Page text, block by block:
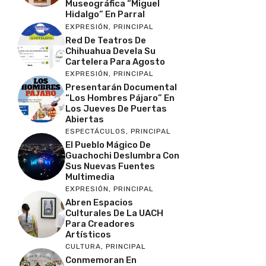
Museográfica “Miguel
Hidalgo” En Parral
EXPRESIÓN, PRINCIPAL
Red De Teatros De
Chihuahua Devela Su
Cartelera Para Agosto
EXPRESIÓN, PRINCIPAL
Presentarán Documental
“Los Hombres Pájaro” En
Los Jueves De Puertas
Abiertas
ESPECTÁCULOS, PRINCIPAL
El Pueblo Mágico De
Guachochi Deslumbra Con
Sus Nuevas Fuentes
Multimedia
EXPRESIÓN, PRINCIPAL
Abren Espacios
Culturales De La UACH
Para Creadores
Artísticos
CULTURA, PRINCIPAL
Conmemoran En